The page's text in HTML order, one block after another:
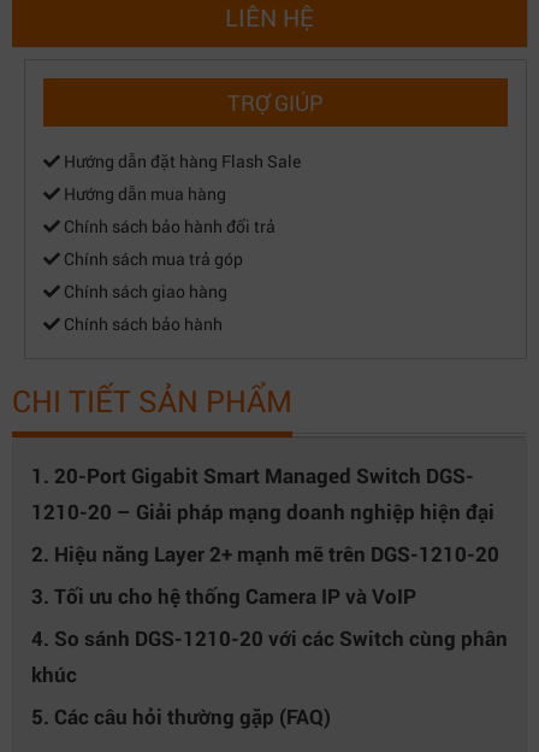
LIÊN HỆ
TRỢ GIÚP
Hướng dẫn đặt hàng Flash Sale
Hướng dẫn mua hàng
Chính sách bảo hành đổi trả
Chính sách mua trả góp
Chính sách giao hàng
Chính sách bảo hành
CHI TIẾT SẢN PHẨM
1. 20-Port Gigabit Smart Managed Switch DGS-
1210-20 – Giải pháp mạng doanh nghiệp hiện đại
2. Hiệu năng Layer 2+ mạnh mẽ trên DGS-1210-20
3. Tối ưu cho hệ thống Camera IP và VoIP
4. So sánh DGS-1210-20 với các Switch cùng phân
khúc
5. Các câu hỏi thường gặp (FAQ)